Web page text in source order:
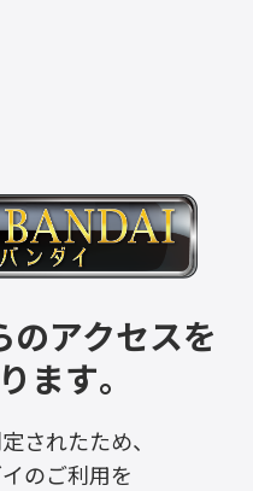
のアクセスを
ます。
されたため、
のご利用を